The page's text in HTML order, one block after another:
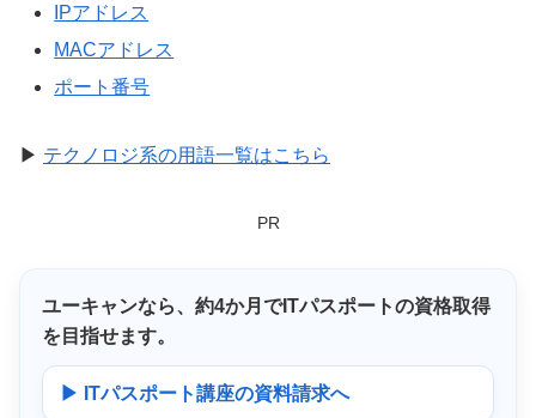
IPアドレス
MACアドレス
ポート番号
▶ テクノロジ系の用語一覧はこちら
PR
ユーキャンなら、 約4か月 でITパスポートの資格取得
を目指せます。
▶ ITパスポート講座の資料請求へ